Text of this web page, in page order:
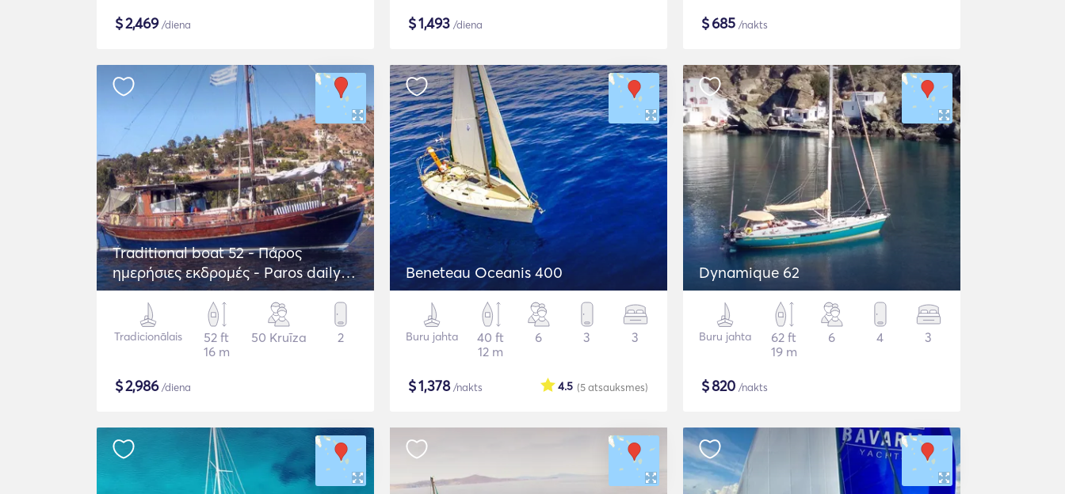
$2,469/diena $1,493 /diena $685 /nakts
Traditional boat 52 - Πάρος
ημερήσιες εκδρομές - Paros daily
trips
Tradicionālais
52 ft
16 m
50 Kruīza 2
$2,986/diena
Beneteau Oceanis 400
Buru jahta
40 ft
12 m
6 3 3
$1,378/nakts (5atsauksmes)
4.5
Dynamique 62
Buru jahta
62 ft
19 m
6 4 3
$820 /nakts